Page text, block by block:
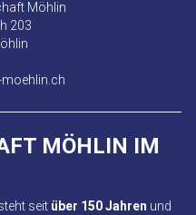
Möhlin
203
MÖHLIN IM
seit über 150 Jahren und